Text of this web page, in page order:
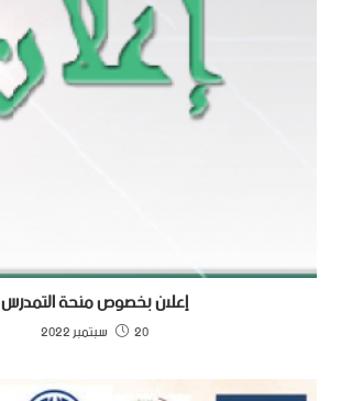
إعلان بخصوص منحة التمدرس
20 سبتمبر 2022